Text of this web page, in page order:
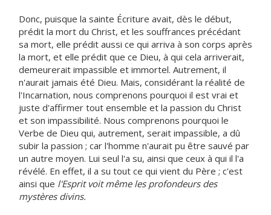
Donc, puisque la sainte Écriture avait, dès le début,
prédit la mort du Christ, et les souffrances précédant
sa mort, elle prédit aussi ce qui arriva à son corps après
la mort, et elle prédit que ce Dieu, à qui cela arriverait,
demeurerait impassible et immortel. Autrement, il
n'aurait jamais été Dieu. Mais, considérant la réalité de
l'Incarnation, nous comprenons pourquoi il est vrai et
juste d'affirmer tout ensemble et la passion du Christ
et son impassibilité. Nous comprenons pourquoi le
Verbe de Dieu qui, autrement, serait impassible, a dû
subir la passion ; car l'homme n'aurait pu être sauvé par
un autre moyen. Lui seul l'a su, ainsi que ceux à qui il l'a
révélé. En effet, il a su tout ce qui vient du Père ; c'est
ainsi que l'Esprit voit même les profondeurs des
mystères divins.